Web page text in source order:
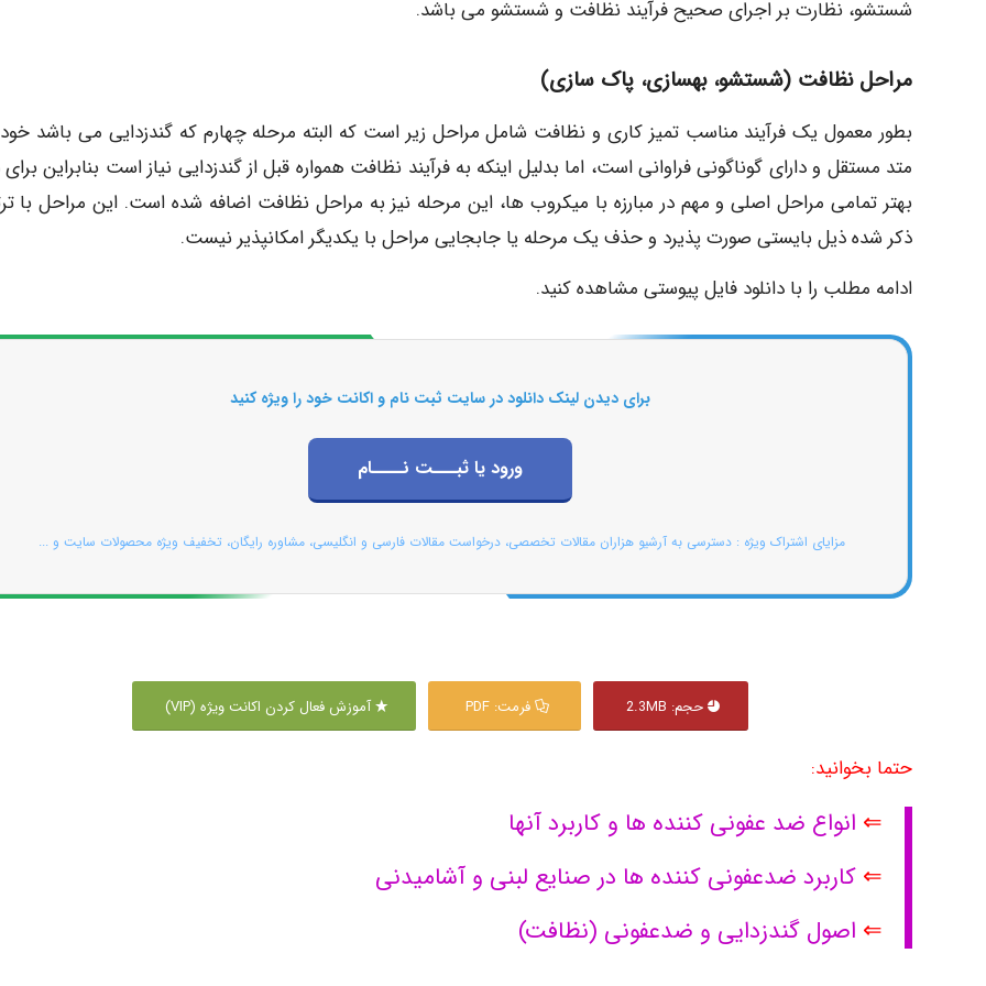
شستشو، نظارت بر اجرای صحیح فرآیند نظافت و شستشو می باشد.
مراحل نظافت (شستشو، بهسازی، پاک سازی)
بطور معمول یک فرآیند مناسب تمیز کاری و نظافت شامل مراحل زیر است که البته مرحله چهارم که گندزدایی می باشد
متد مستقل و دارای گوناگونی فراوانی است، اما بدلیل اینکه به فرآیند نظافت همواره قبل از گندزدایی نیاز است بنابراین
بهتر تمامی مراحل اصلی و مهم در مبارزه با میکروب ها، این مرحله نیز به مراحل نظافت اضافه شده است. این مراحل با
ذکر شده ذیل بایستی صورت پذیرد و حذف یک مرحله یا جابجایی مراحل با یکدیگر امکانپذیر نیست.
ادامه مطلب را با دانلود فایل پیوستی مشاهده کنید.
برای دیدن لینک دانلود در سایت ثبت نام و اکانت خود را ویژه کنید
ورود یا ثبـــت نــــام
مزایای اشتراک ویژه : دسترسی به آرشیو هزاران مقالات تخصصی، درخواست مقالات فارسی و انگلیسی، مشاوره رایگان، تخفیف ویژه محصولات سایت و ...
حجم: 2.3MB فرمت: PDF آموزش فعال کردن اکانت ویژه (VIP)
حتما بخوانید:
⇐ انواع ضد عفونی کننده ها و کاربرد آنها
⇐ کاربرد ضدعفونی کننده ها در صنایع لبنی و آشامیدنی
⇐ اصول گندزدایی و ضدعفونی (نظافت)